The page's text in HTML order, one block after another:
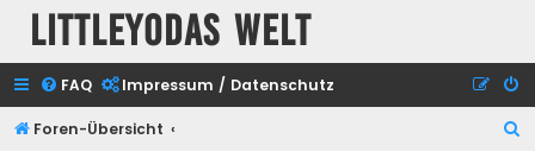
Littleyodas Welt
FAQ Impressum / Datenschutz
Foren-Übersicht